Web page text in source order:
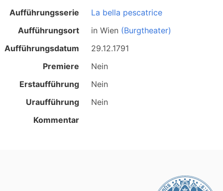
Aufführungsserie
La bella pescatrice
Aufführungsort
inWien (Burgtheater)
Aufführungsdatum
29.12.1791
Premiere
Nein
Erstaufführung
Nein
Uraufführung
Nein
Kommentar